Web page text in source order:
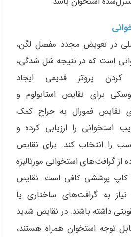
در تعویض مجدد مفصل لگن،
است که در نتیجه شل شدگی،
کردن پروتز قدیمی ایجاد
برای نقایص استابولوم و
نقایص فمورال به جراح کمک
استخوانی را ارزیابی کرده و
را انتخاب کند. برای نقایص
از گرافت‌های استخوانی مورتالیزه
کاپ پوششی کافی است. نقایص
به گرافت‌های ساختاری یا
داشته باشند. در نقایص شدید
توجه استخوان همراه هستند،